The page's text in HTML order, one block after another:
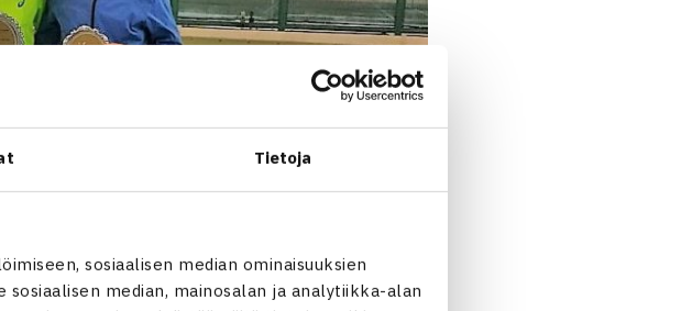
Tietoja
sosiaalisen median ominaisuuksien
median, mainosalan ja analytiikka-alan